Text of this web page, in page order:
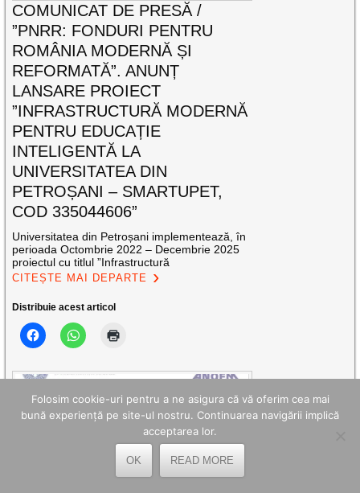
COMUNICAT DE PRESĂ /
”PNRR: FONDURI PENTRU
ROMÂNIA MODERNĂ ȘI
REFORMATĂ”. ANUNȚ
LANSARE PROIECT
”INFRASTRUCTURĂ MODERNĂ
PENTRU EDUCAȚIE
INTELIGENTĂ LA
UNIVERSITATEA DIN
PETROȘANI – SMARTUPET,
COD 335044606”
Universitatea din Petroșani implementează, în
perioada Octombrie 2022 – Decembrie 2025
proiectul cu titlul ”Infrastructură
CITEȘTE MAI DEPARTE
Distribuie acest articol
Folosim cookie-uri pentru a ne asigura că vă oferim cea mai
bună experiență pe site-ul nostru. Continuarea navigării implică
acceptarea lor.
OK READ MORE